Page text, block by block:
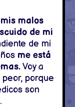
mis malos
de mi
de mi
me está
Voy a
porque
son